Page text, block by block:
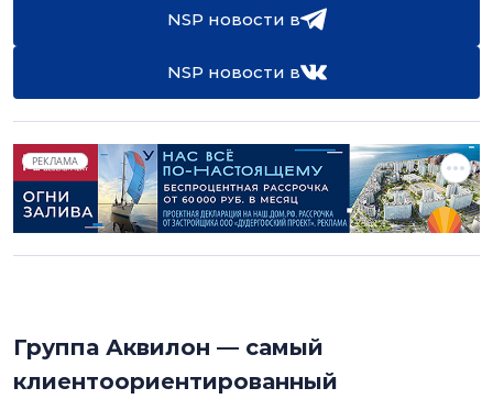
NSP новости в
NSP новости в
РЕКЛАМА
Группа Аквилон — самый
клиентоориентированный